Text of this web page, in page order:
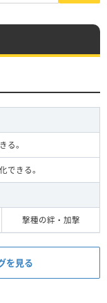
る。
できる。
撃種の絆・加撃
を見る